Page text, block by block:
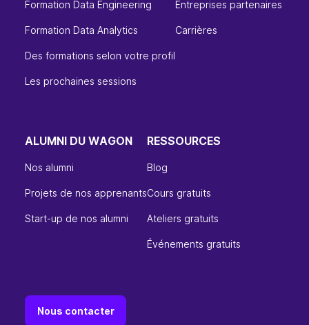
Formation Data Engineering
Formation Data Analytics
Des formations selon votre profil
Les prochaines sessions
Entreprises partenaires
Carrières
ALUMNI DU WAGON
Nos alumni
Projets de nos apprenants
Start-up de nos alumni
RESSOURCES
Blog
Cours gratuits
Ateliers gratuits
Événements gratuits
Nous contacter